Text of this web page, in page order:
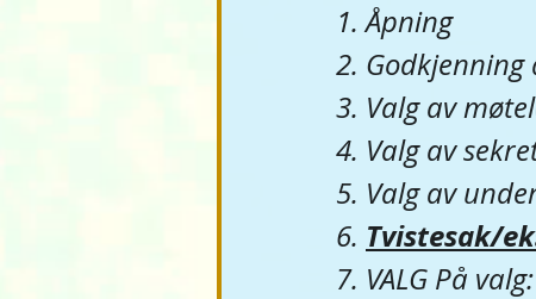
1. Åpning
2. Godkjenning
3. Valg av
4. Valg av
5. Valg av
6. Tvistesak/
7. VALG På valg: